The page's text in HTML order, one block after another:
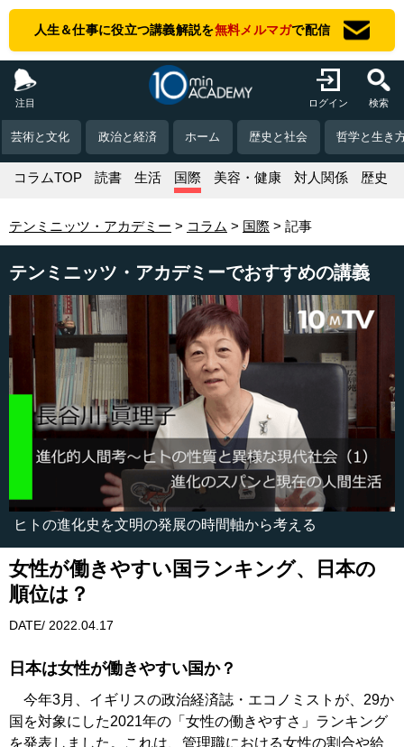
人生＆仕事に役立つ講義解説を無料メルマガで配信
注目 ログイン 検索
芸術と文化 政治と経済 ホーム 歴史と社会 哲学と生き
コラムTOP 読書 生活 国際 美容・健康 対人関係 歴史
テンミニッツ・アカデミー コラム 国際 記事
テンミニッツ・アカデミーでおすすめの講義
ヒトの進化史を文明の発展の時間軸から考える
女性が働きやすい国ランキング、日本の
順位は？
DATE/ 2022.04.17
日本は女性が働きやすい国か？
今年3月、イギリスの政治経済誌・エコノミストが、29か
国を対象にした2021年の「女性の働きやすさ」ランキング
を発表しました。これは、管理職における女性の割合や給